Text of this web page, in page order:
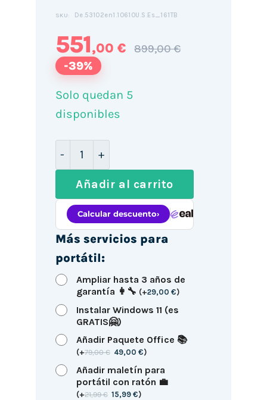
SKU: De.53102en1.10610U.S.Es_161TB
551,00 € 899,00 €
-39%
Solo quedan 5
disponibles
Dell Latitude 5310 2 en 1 13.3" Táctil /
Añadir al carrito
Más servicios para
portátil:
Ampliar hasta 3 años de
garantía 👩‍🔧 (+29,00 €)
Instalar Windows 11 (es
GRATIS🤗)
Añadir Paquete Office 📚
(+79,00€ 49,00€)
Añadir maletín para
portátil con ratón 💼
(+21,99€ 15,99€)